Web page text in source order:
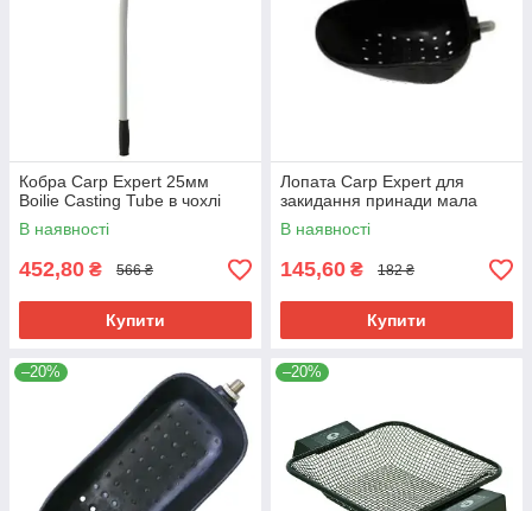
Кобра Carp Expert 25мм
Boilie Casting Tube в чохлі
В наявності
452,80 ₴ 566 ₴
Купити
Лопата Carp Expert для
закидання принади мала
В наявності
145,60 ₴ 182 ₴
Купити
–20% –20%